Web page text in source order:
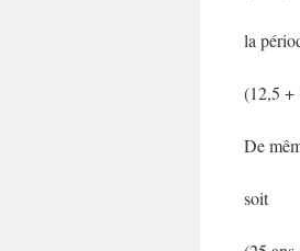
la
(12,5 +
De
soit